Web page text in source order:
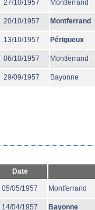
27/10/1957 Montferrand
20/10/1957 Montferrand
13/10/1957 Périgueux
06/10/1957 Montferrand
29/09/1957 Bayonne
Date
05/05/1957 Montferrand
14/04/1957 Bayonne